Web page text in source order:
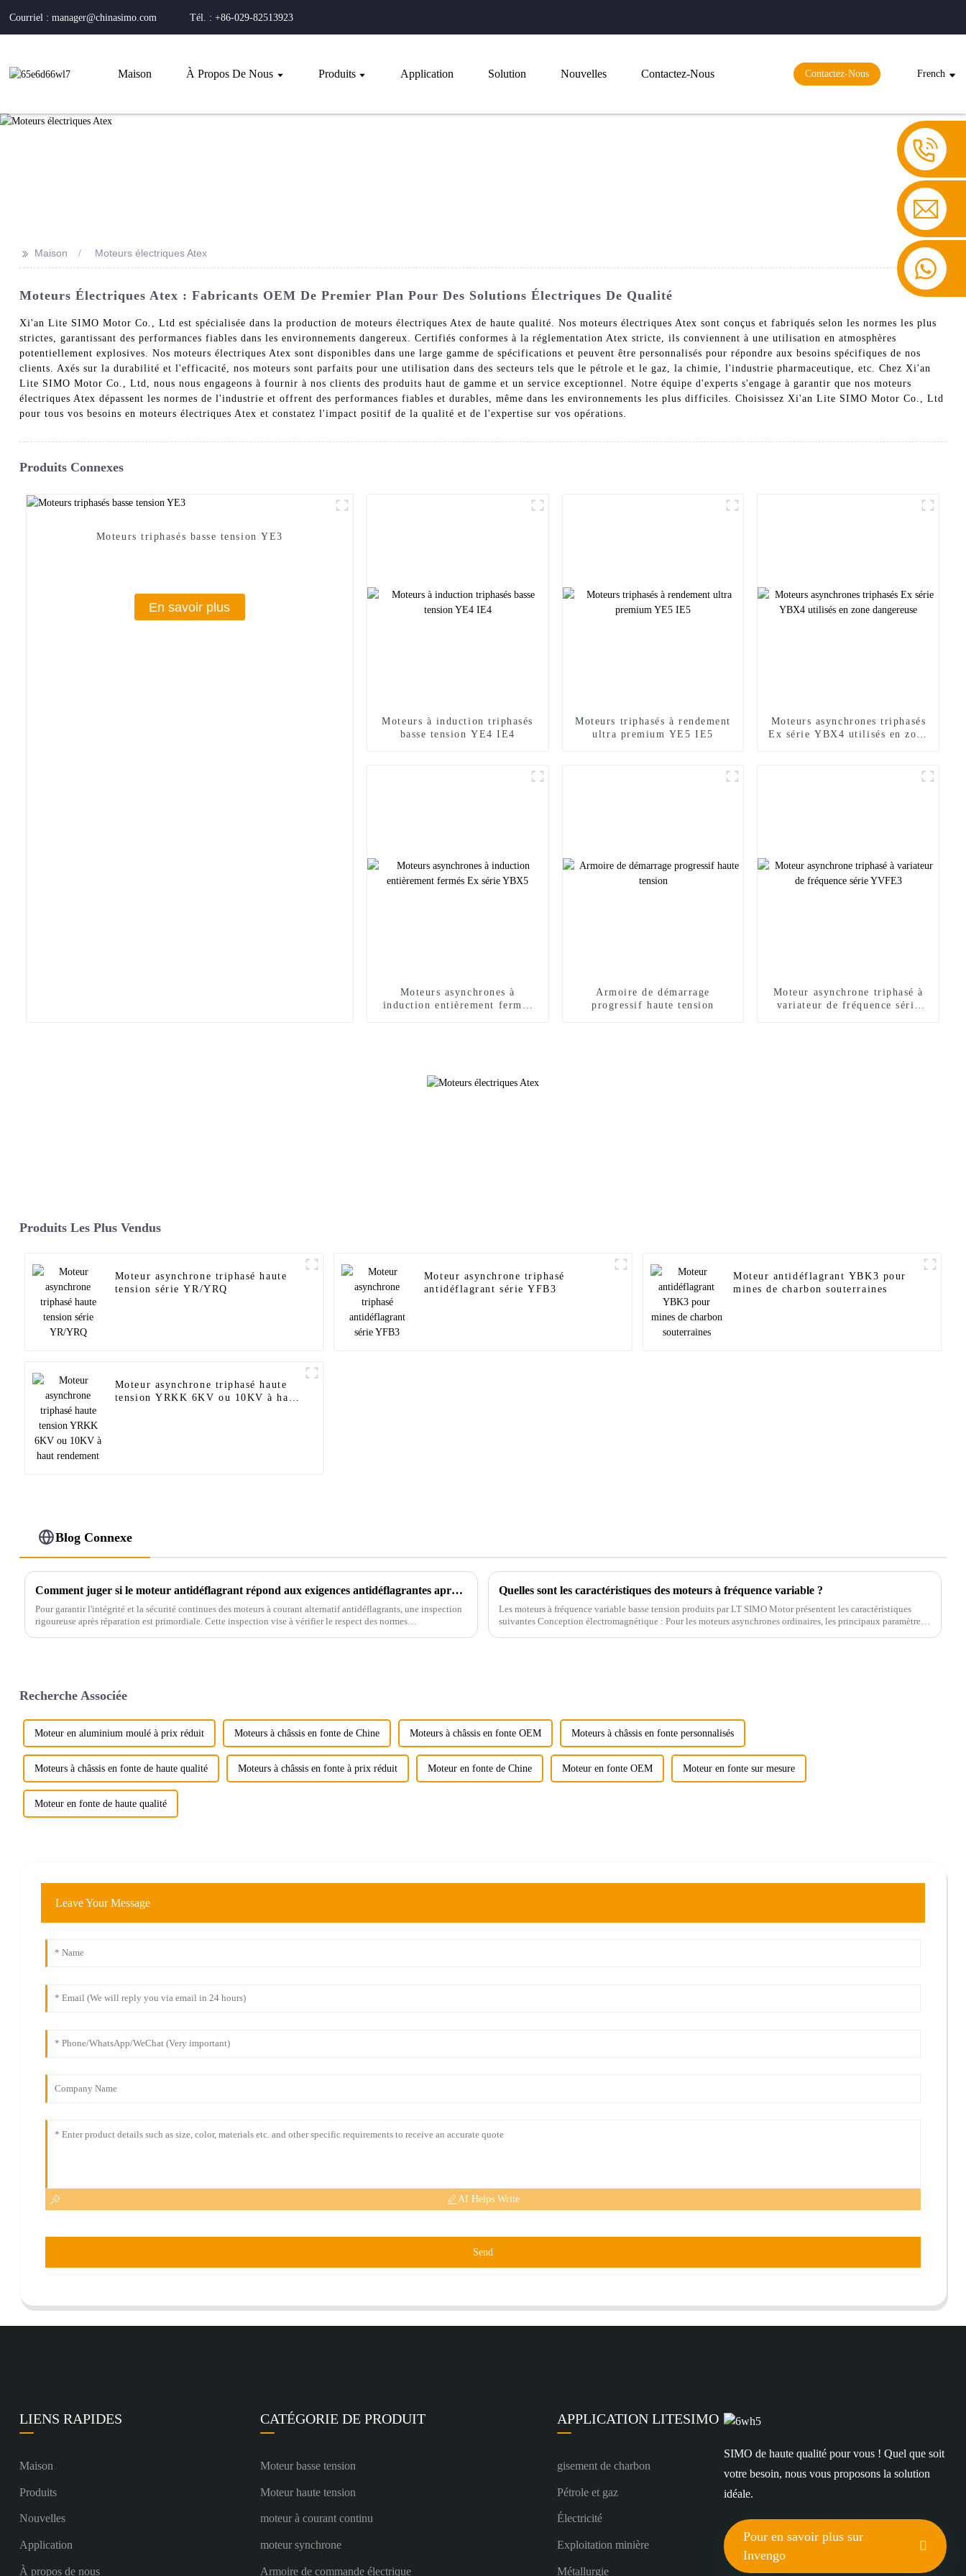
Courriel : manager@chinasimo.com Tél. : +86-029-82513923
Maison À Propos De Nous Produits Application Solution Nouvelles Contactez-Nous Contactez-Nous French
>> Maison Moteurs électriques Atex
Moteurs Électriques Atex : Fabricants OEM De Premier Plan Pour Des Solutions Électriques De Qualité
Xi'an Lite SIMO Motor Co., Ltd est spécialisée dans la production de moteurs électriques Atex de haute qualité. Nos moteurs électriques Atex sont conçus et fabriqués selon les normes les plus
strictes, garantissant des performances fiables dans les environnements dangereux. Certifiés conformes à la réglementation Atex stricte, ils conviennent à une utilisation en atmosphères
potentiellement explosives. Nos moteurs électriques Atex sont disponibles dans une large gamme de spécifications et peuvent être personnalisés pour répondre aux besoins spécifiques de nos
clients. Axés sur la durabilité et l'efficacité, nos moteurs sont parfaits pour une utilisation dans des secteurs tels que le pétrole et le gaz, la chimie, l'industrie pharmaceutique, etc. Chez Xi'an
Lite SIMO Motor Co., Ltd, nous nous engageons à fournir à nos clients des produits haut de gamme et un service exceptionnel. Notre équipe d'experts s'engage à garantir que nos moteurs
électriques Atex dépassent les normes de l'industrie et offrent des performances fiables et durables, même dans les environnements les plus difficiles. Choisissez Xi'an Lite SIMO Motor Co., Ltd
pour tous vos besoins en moteurs électriques Atex et constatez l'impact positif de la qualité et de l'expertise sur vos opérations.
Produits Connexes
Moteurs triphasés basse tension YE3
En savoir plus
Moteurs à induction triphasés
basse tension YE4 IE4
Moteurs triphasés à rendement
ultra premium YE5 IE5
Moteurs asynchrones triphasés
Ex série YBX4 utilisés en zone
Moteurs asynchrones à
induction entièrement fermés
Armoire de démarrage
progressif haute tension
Moteur asynchrone triphasé à
variateur de fréquence série
Produits Les Plus Vendus
Moteur asynchrone triphasé haute
tension série YR/YRQ
Moteur asynchrone triphasé
antidéflagrant série YFB3
Moteur antidéflagrant YBK3 pour
mines de charbon souterraines
Moteur asynchrone triphasé haute
tension YRKK 6KV ou 10KV à haut
Blog Connexe
Comment juger si le moteur antidéflagrant répond aux exigences antidéflagrantes après réparation ?
Pour garantir l'intégrité et la sécurité continues des moteurs à courant alternatif antidéflagrants, une inspection
rigoureuse après réparation est primordiale. Cette inspection vise à vérifier le respect des normes
Quelles sont les caractéristiques des moteurs à fréquence variable ?
Les moteurs à fréquence variable basse tension produits par LT SIMO Motor présentent les caractéristiques
suivantes Conception électromagnétique : Pour les moteurs asynchrones ordinaires, les principaux paramètres
Recherche Associée
Moteur en aluminium moulé à prix réduit Moteurs à châssis en fonte de Chine Moteurs à châssis en fonte OEM Moteurs à châssis en fonte personnalisés
Moteurs à châssis en fonte de haute qualité Moteurs à châssis en fonte à prix réduit Moteur en fonte de Chine Moteur en fonte OEM Moteur en fonte sur mesure
Moteur en fonte de haute qualité
Leave Your Message
AI Helps Write
Send
LIENS RAPIDES
Maison
Produits
Nouvelles
Application
À propos de nous
CATÉGORIE DE PRODUIT
Moteur basse tension
Moteur haute tension
moteur à courant continu
moteur synchrone
Armoire de commande électrique
APPLICATION LITESIMO
gisement de charbon
Pétrole et gaz
Électricité
Exploitation minière
Métallurgie
SIMO de haute qualité pour vous ! Quel que soit
votre besoin, nous vous proposons la solution
idéale.
Pour en savoir plus sur
Invengo